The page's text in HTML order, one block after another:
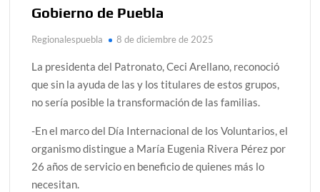
Gobierno de Puebla
Regionalespuebla 8 de diciembre de 2025
La presidenta del Patronato, Ceci Arellano, reconoció
que sin la ayuda de las y los titulares de estos grupos,
no sería posible la transformación de las familias.
-En el marco del Día Internacional de los Voluntarios, el
organismo distingue a María Eugenia Rivera Pérez por
26 años de servicio en beneficio de quienes más lo
necesitan.